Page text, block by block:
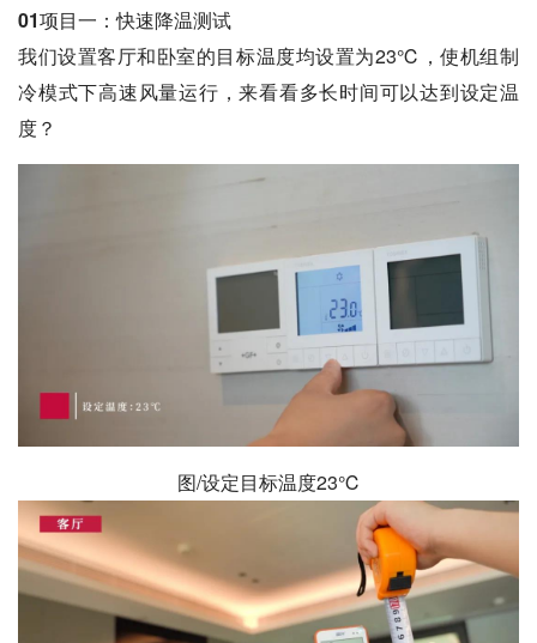
01项目一：快速降温测试
我们设置客厅和卧室的目标温度均设置为23℃，使机组制
冷模式下高速风量运行，来看看多长时间可以达到设定温
度？
图/设定目标温度23℃